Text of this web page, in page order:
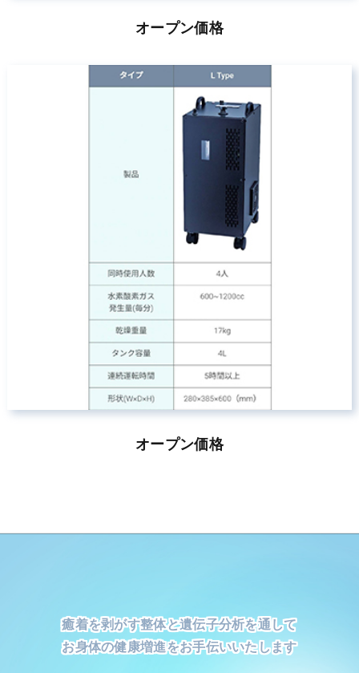
オープン価格
オープン価格
癒着を剥がす整体と遺伝子分析を通して
お身体の健康増進をお手伝いいたします